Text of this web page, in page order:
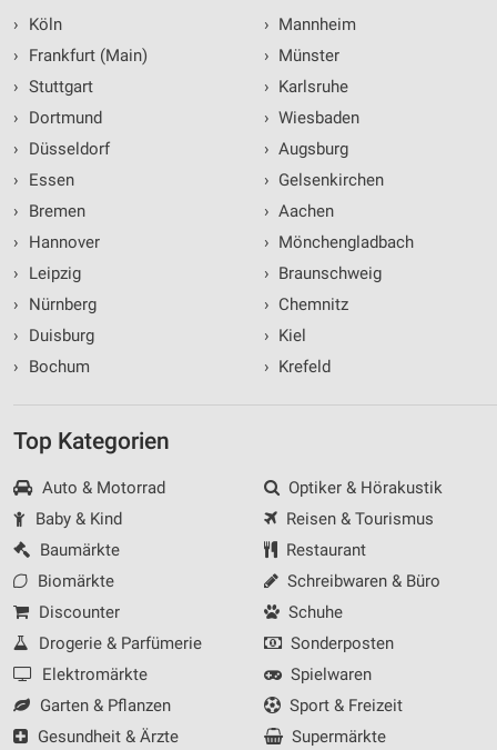
›
Köln
›
Frankfurt (Main)
› Stuttgart
›
Dortmund
›
Düsseldorf
›
Essen
›
Bremen
›
Hannover
›
Leipzig
›
Nürnberg
›
Duisburg
›
Bochum
› Mannheim
› Münster
› Karlsruhe
› Wiesbaden
› Augsburg
› Gelsenkirchen
› Aachen
› Mönchengladbach
› Braunschweig
› Chemnitz
› Kiel
› Krefeld
Top Kategorien
Auto & Motorrad
Baby & Kind
Baumärkte
Biomärkte
Discounter
Drogerie & Parfümerie
Elektromärkte
Garten & Pflanzen
Gesundheit & Ärzte
Optiker & Hörakustik
Reisen & Tourismus
Restaurant
Schreibwaren & Büro
Schuhe
Sonderposten
Spielwaren
Sport & Freizeit
Supermärkte